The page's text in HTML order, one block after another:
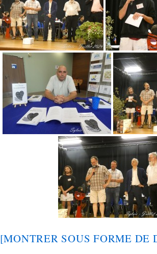
[MONTRER SOUS FORME